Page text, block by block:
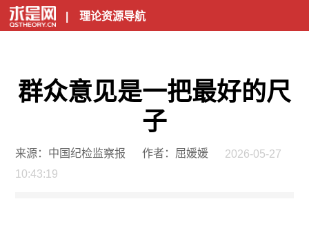
| 理论资源导航
群众意见是一把最好的尺
子
来源：中国纪检监察报 作者：屈媛媛
2026-05-27
10:43:19